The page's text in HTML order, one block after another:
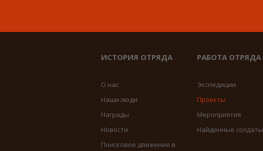
ИСТОРИЯ ОТРЯДА
О нас
Наши люди
Награды
Новости
Поисковое движение в
РАБОТА ОТРЯДА
Экспедиции
Проекты
Мероприятия
Найденные солдаты